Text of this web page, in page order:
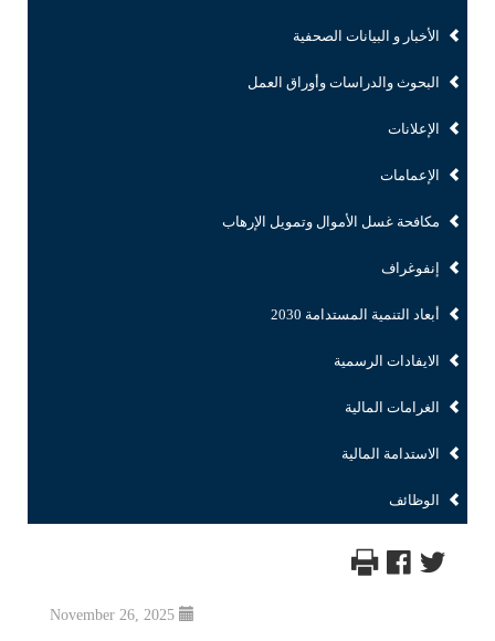
الأخبار و البيانات الصحفية
البحوث والدراسات وأوراق العمل
الإعلانات
الإعمامات
مكافحة غسل الأموال وتمويل الإرهاب
إنفوغراف
أبعاد التنمية المستدامة 2030
الايفادات الرسمية
الغرامات المالية
الاستدامة المالية
الوظائف